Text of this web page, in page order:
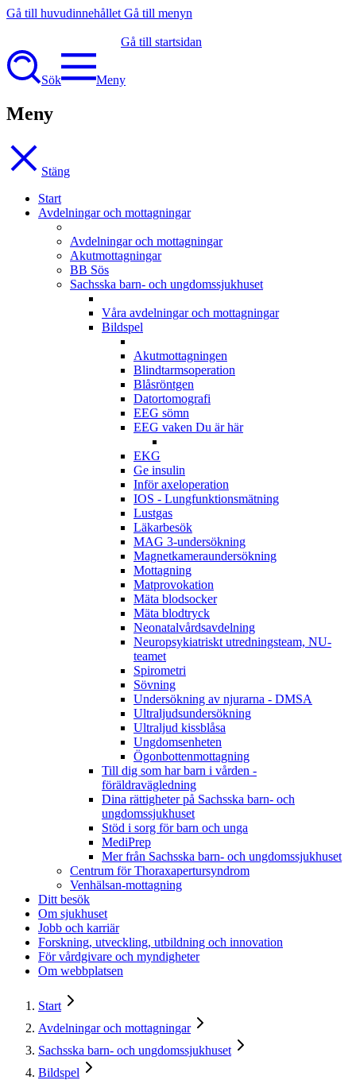
Gå till huvudinnehållet Gå till menyn
Gå till startsidan
Sök Meny
Meny
Stäng
Start
Avdelningar och mottagningar
Avdelningar och mottagningar
Akutmottagningar
BB Sös
Sachsska barn- och ungdomssjukhuset
Våra avdelningar och mottagningar
Bildspel
Akutmottagningen
Blindtarmsoperation
Blåsröntgen
Datortomografi
EEG sömn
EEG vaken Du är här
EKG
Ge insulin
Inför axeloperation
IOS - Lungfunktionsmätning
Lustgas
Läkarbesök
MAG 3-undersökning
Magnetkameraundersökning
Mottagning
Matprovokation
Mäta blodsocker
Mäta blodtryck
Neonatalvårdsavdelning
Neuropsykiatriskt utredningsteam, NU-
teamet
Spirometri
Sövning
Undersökning av njurarna - DMSA
Ultraljudsundersökning
Ultraljud kissblåsa
Ungdomsenheten
Ögonbottenmottagning
Till dig som har barn i vården -
föräldravägledning
Dina rättigheter på Sachsska barn- och
ungdomssjukhuset
Stöd i sorg för barn och unga
MediPrep
Mer från Sachsska barn- och ungdomssjukhuset
Centrum för Thoraxapertursyndrom
Venhälsan-mottagning
Ditt besök
Om sjukhuset
Jobb och karriär
Forskning, utveckling, utbildning och innovation
För vårdgivare och myndigheter
Om webbplatsen
Start
Avdelningar och mottagningar
Sachsska barn- och ungdomssjukhuset
Bildspel